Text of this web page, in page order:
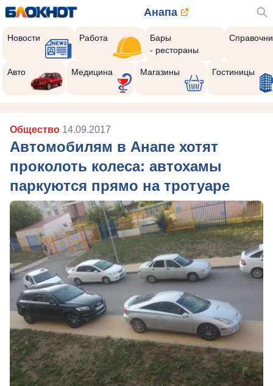
Анапа
Новости Работа
Бары
- рестораны
Авто Медицина Магазины Гостиницы
Общество 14.09.2017
Автомобилям в Анапе хотят
проколоть колеса: автохамы
паркуются прямо на тротуаре